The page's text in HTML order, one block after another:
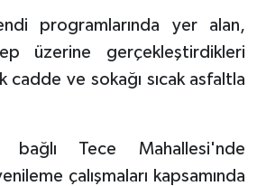
programlarında yer alan,
üzerine gerçekleştirdikleri
cadde ve sokağı sıcak asfaltla
bağlı Tece Mahallesi'nde
çalışmaları kapsamında